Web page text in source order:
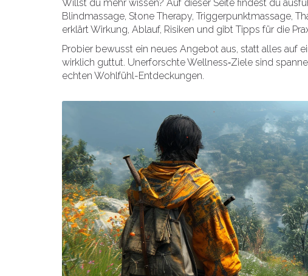
Willst du mehr wissen? Auf dieser Seite findest du
Blindmassage, Stone Therapy, Triggerpunktmassage,
erklärt Wirkung, Ablauf, Risiken und gibt Tipps für die
Probier bewusst ein neues Angebot aus, statt alles auf
wirklich guttut. Unerforschte Wellness‑Ziele sind
echten Wohlfühl-Entdeckungen.